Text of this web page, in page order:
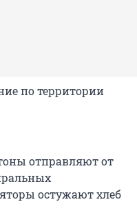
по территории
отправляют от
остужают хлеб